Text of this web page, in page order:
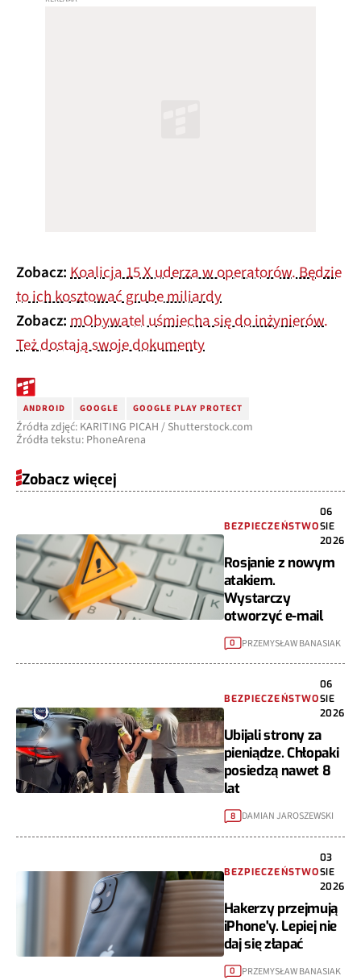
Zobacz:Koalicja 15 X uderza w operatorów. Będzie
to ich kosztować grube miliardy
Zobacz:mObywatel uśmiecha się do inżynierów.
Też dostają swoje dokumenty
ANDROID GOOGLE GOOGLE PLAY PROTECT
Źródła zdjęć: KARITING PICAH / Shutterstock.com
Źródła tekstu: PhoneArena
Zobacz więcej
BEZPIECZEŃSTWO
06
SIE
2026
Rosjanie z nowym
atakiem.
Wystarczy
otworzyć e-mail
0 PRZEMYSŁAW BANASIAK
BEZPIECZEŃSTWO
06
SIE
2026
Ubijali strony za
pieniądze. Chłopaki
posiedzą nawet 8
lat
8 DAMIAN JAROSZEWSKI
BEZPIECZEŃSTWO
03
SIE
2026
Hakerzy przejmują
iPhone'y. Lepiej nie
daj się złapać
0 PRZEMYSŁAW BANASIAK